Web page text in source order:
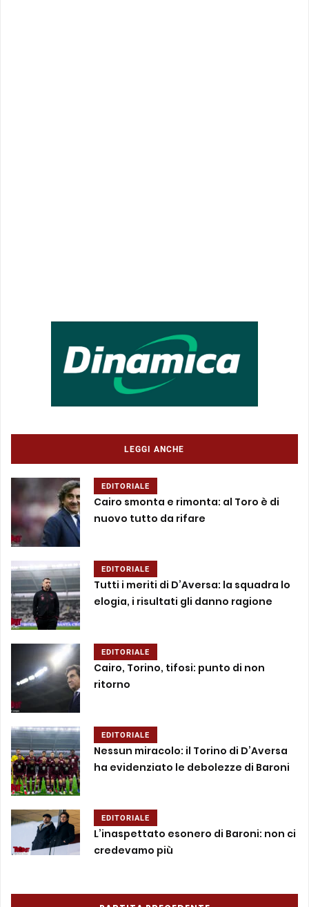
LEGGI ANCHE
EDITORIALE
Cairo smonta e rimonta: al Toro è di
nuovo tutto da rifare
EDITORIALE
Tutti i meriti di D’Aversa: la squadra lo
elogia, i risultati gli danno ragione
EDITORIALE
Cairo, Torino, tifosi: punto di non
ritorno
EDITORIALE
Nessun miracolo: il Torino di D’Aversa
ha evidenziato le debolezze di Baroni
EDITORIALE
L’inaspettato esonero di Baroni: non ci
credevamo più